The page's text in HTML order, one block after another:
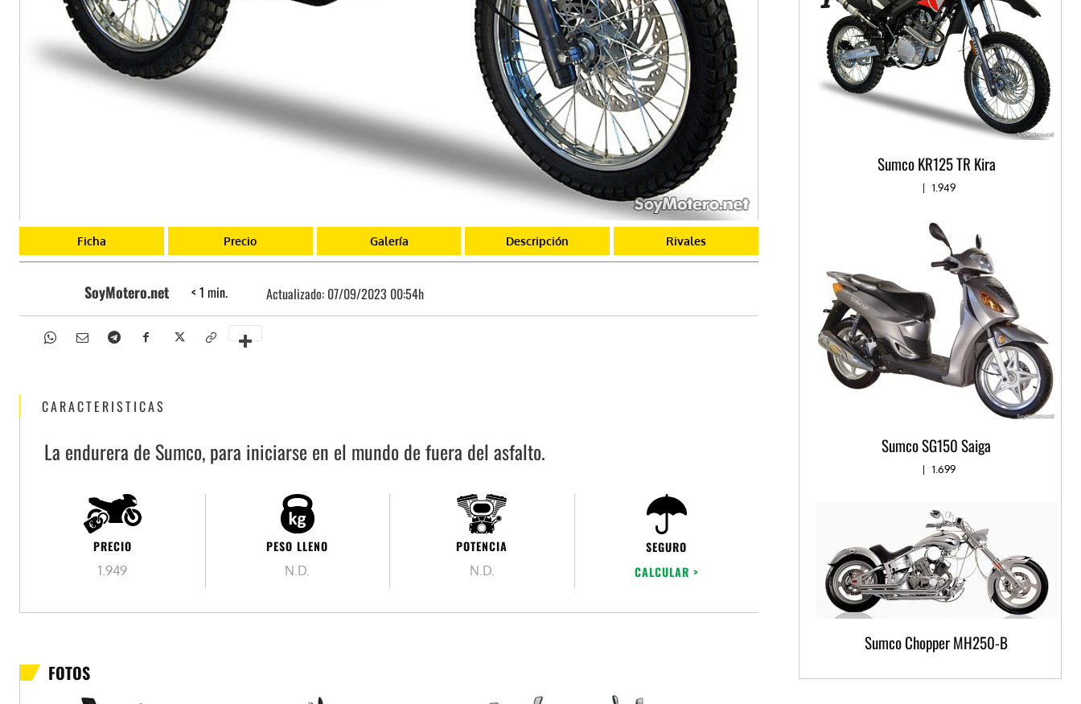
Ficha Precio Galería Descripción Rivales
SoyMotero.net < 1 min. Actualizado: 07/09/2023 00:54h
CARACTERISTICAS
La endurera de Sumco, para iniciarse en el mundo de fuera del asfalto.
PRECIO
1.949
PESO LLENO
N.D.
POTENCIA
N.D.
SEGURO
CALCULAR >
FOTOS
Sumco KR125 TR Kira
| 1.949
Sumco SG150 Saiga
| 1.699
Sumco Chopper MH250-B